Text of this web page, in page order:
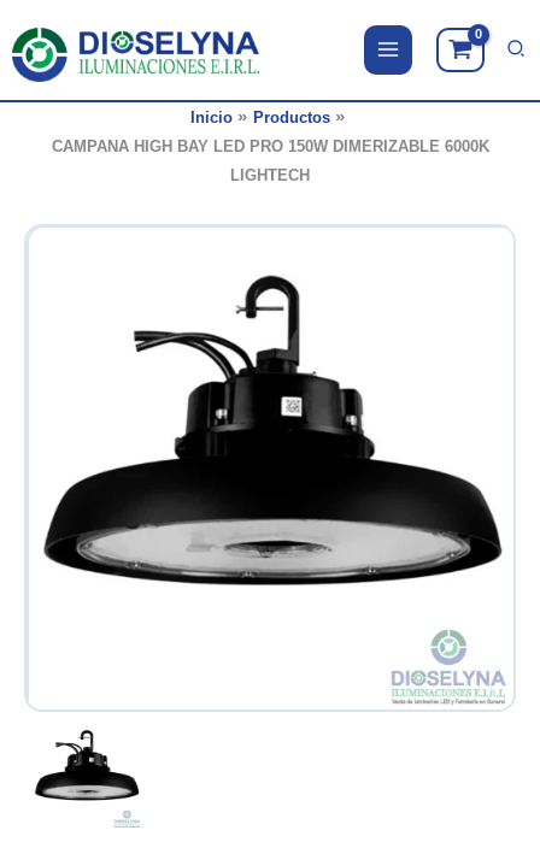
contenido
Inicio
Productos
CAMPANA HIGH BAY LED PRO 150W DIMERIZABLE 6000K
LIGHTECH